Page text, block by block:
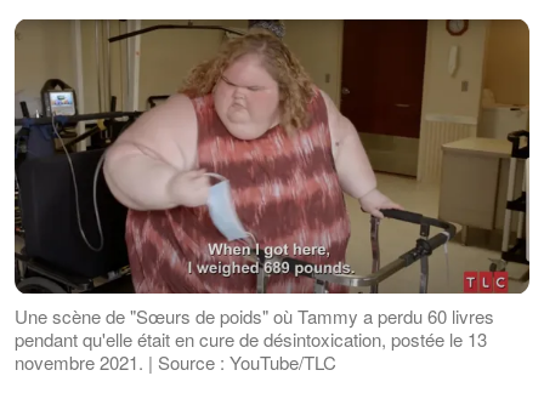
Une scène de "Sœurs de poids" où Tammy a perdu 60 livres
pendant qu'elle était en cure de désintoxication, postée le 13
novembre 2021. | Source : YouTube/TLC